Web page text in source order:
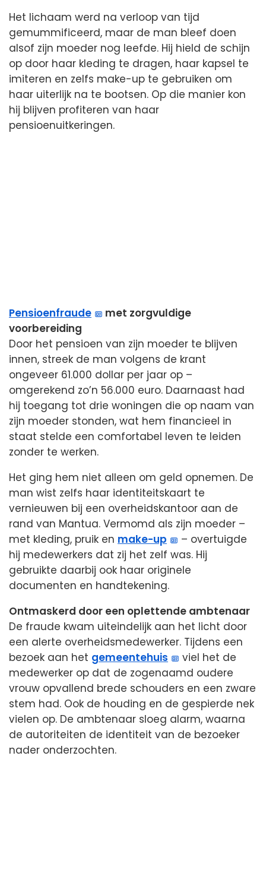
Het lichaam werd na verloop van tijd
gemummificeerd, maar de man bleef doen
alsof zijn moeder nog leefde. Hij hield de schijn
op door haar kleding te dragen, haar kapsel te
imiteren en zelfs make-up te gebruiken om
haar uiterlijk na te bootsen. Op die manier kon
hij blijven profiteren van haar
pensioenuitkeringen.
Pensioenfraude
met zorgvuldige
voorbereiding
Door het pensioen van zijn moeder te blijven
innen, streek de man volgens de krant
ongeveer 61.000 dollar per jaar op –
omgerekend zo’n 56.000 euro. Daarnaast had
hij toegang tot drie woningen die op naam van
zijn moeder stonden, wat hem financieel in
staat stelde een comfortabel leven te leiden
zonder te werken.
Het ging hem niet alleen om geld opnemen. De
man wist zelfs haar identiteitskaart te
vernieuwen bij een overheidskantoor aan de
rand van Mantua. Vermomd als zijn moeder –
met kleding, pruik en make-up
– overtuigde
hij medewerkers dat zij het zelf was. Hij
gebruikte daarbij ook haar originele
documenten en handtekening.
Ontmaskerd door een oplettende ambtenaar
De fraude kwam uiteindelijk aan het licht door
een alerte overheidsmedewerker. Tijdens een
bezoek aan het gemeentehuis
viel het de
medewerker op dat de zogenaamd oudere
vrouw opvallend brede schouders en een zware
stem had. Ook de houding en de gespierde nek
vielen op. De ambtenaar sloeg alarm, waarna
de autoriteiten de identiteit van de bezoeker
nader onderzochten.